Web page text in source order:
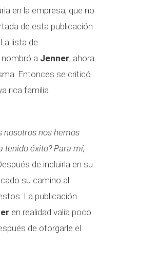
en la empresa, que no
de esta publicación
La lista de
a Jenner, ahora
Entonces se criticó
rica familia
nosotros nos hemos
tenido éxito? Para mí,
de incluirla en su
su camino al
La publicación
en realidad valía poco
de otorgarle el